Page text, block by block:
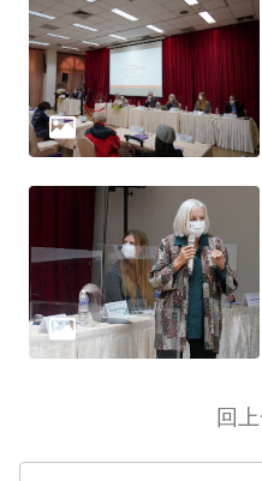
放
宣
告
無
障
網
頁
宣
回